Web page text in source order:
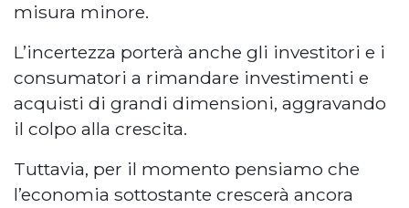
misura minore.
L’incertezza porterà anche gli investitori e i
consumatori a rimandare investimenti e
acquisti di grandi dimensioni, aggravando
il colpo alla crescita.
Tuttavia, per il momento pensiamo che
l’economia sottostante crescerà ancora